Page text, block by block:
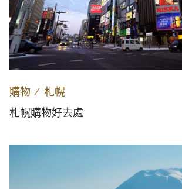
購物 ∕ 札幌
札幌購物好去處